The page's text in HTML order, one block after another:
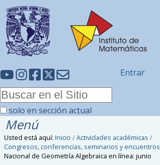
solo en sección actual
Entrar
Menú
Usted está aquí: Inicio /Actividades académicas /
Congresos, conferencias, seminarios y encuentros
Nacional de Geometría Algebraica en línea: junio